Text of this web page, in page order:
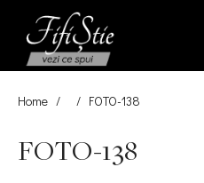
Home / / FOTO-138
FOTO-138